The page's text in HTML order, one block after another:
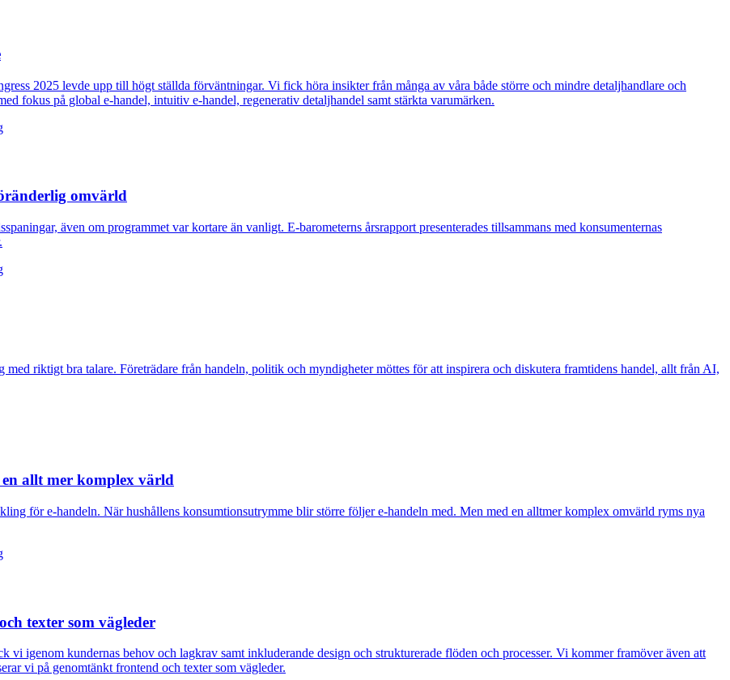
2025 levde upp till högt ställda förväntningar. Vi fick höra insikter från många av våra både större och mindre detaljhandlare och
fokus på global e-handel, intuitiv e-handel, regenerativ detaljhandel samt stärkta varumärken.
omvärld
även om programmet var kortare än vanligt. E-barometerns årsrapport presenterades tillsammans med konsumenternas
riktigt bra talare. Företrädare från handeln, politik och myndigheter möttes för att inspirera och diskutera framtidens handel, allt från AI,
allt mer komplex värld
för e-handeln. När hushållens konsumtionsutrymme blir större följer e-handeln med. Men med en alltmer komplex omvärld ryms nya
texter som vägleder
igenom kundernas behov och lagkrav samt inkluderande design och strukturerade flöden och processer. Vi kommer framöver även att
vi på genomtänkt frontend och texter som vägleder.